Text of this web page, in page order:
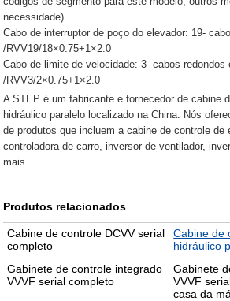
necessidade)
Cabo de interruptor de poço do elevador: 19-
/RVV19/18×0.75+1×2.0
Cabo de limite de velocidade: 3- cabos redondos
/RVV3/2×0.75+1×2.0
A STEP é um fabricante e fornecedor de cabine
hidráulico paralelo localizado na China. Nós
de produtos que incluem a cabine de controle de
controladora de carro, inversor de ventilador,
mais.
Produtos relacionados
Cabine de controle DCVV serial
completo
Cabine de
hidráulico
Gabinete de controle integrado
VVVF serial completo
Gabinete
VVVF
casa da